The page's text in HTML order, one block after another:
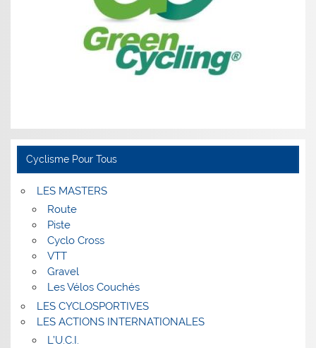
Cyclisme Pour Tous
LES MASTERS
Route
Piste
Cyclo Cross
VTT
Gravel
Les Vélos Couchés
LES CYCLOSPORTIVES
LES ACTIONS INTERNATIONALES
L’U.C.I.